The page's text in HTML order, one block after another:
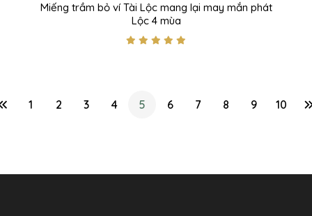
Miếng trầm bỏ ví Tài Lộc mang lại may mắn phát
Lộc 4 mùa
1 2 3 4 5 6 7 8 9 10